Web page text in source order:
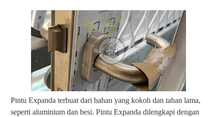
Pintu Expanda terbuat dari bahan yang kokoh dan tahan lama,
seperti aluminium dan besi. Pintu Expanda dilengkapi dengan